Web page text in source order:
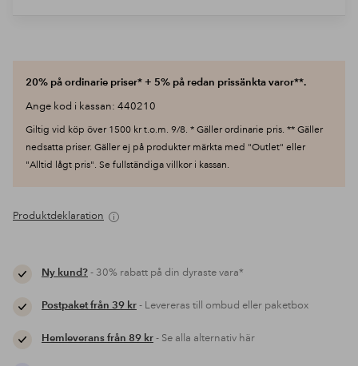
20% på ordinarie priser* + 5% på redan prissänkta varor**.
Ange kod i kassan: 440210
Giltig vid köp över 1500 kr t.o.m. 9/8. * Gäller ordinarie pris. ** Gäller
nedsatta priser. Gäller ej på produkter märkta med "Outlet" eller
"Alltid lågt pris". Se fullständiga villkor i kassan.
Produktdeklaration
Ny kund?- 30% rabatt på din dyraste vara*
Postpaket från 39 kr- Levereras till ombud eller paketbox
Hemleverans från 89 kr- Se alla alternativ här